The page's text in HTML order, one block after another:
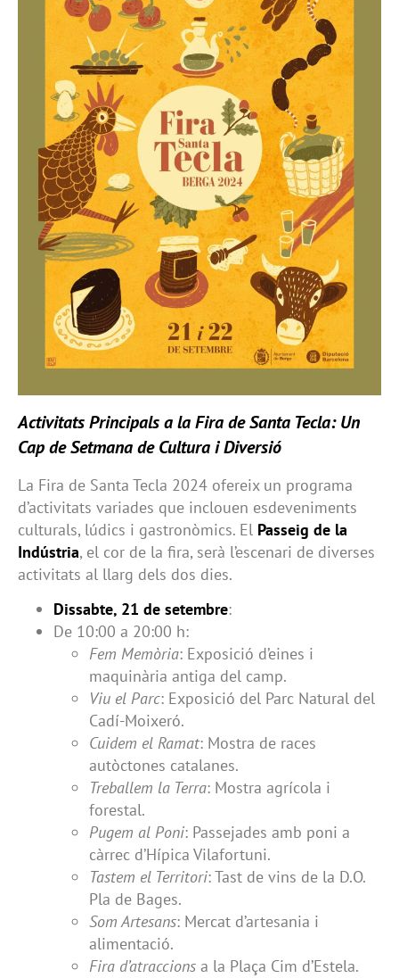
Activitats Principals a la Fira de Santa Tecla: Un
Cap de Setmana de Cultura i Diversió
La Fira de Santa Tecla 2024 ofereix un programa
d’activitats variades que inclouen esdeveniments
culturals, lúdics i gastronòmics. El Passeig de la
Indústria, el cor de la fira, serà l’escenari de diverses
activitats al llarg dels dos dies.
Dissabte, 21 de setembre:
De 10:00 a 20:00 h:
Fem Memòria: Exposició d’eines i
maquinària antiga del camp.
Viu el Parc: Exposició del Parc Natural del
Cadí-Moixeró.
Cuidem el Ramat: Mostra de races
autòctones catalanes.
Treballem la Terra: Mostra agrícola i
forestal.
Pugem al Poni: Passejades amb poni a
càrrec d’Hípica Vilafortuni.
Tastem el Territori: Tast de vins de la D.O.
Pla de Bages.
Som Artesans: Mercat d’artesania i
alimentació.
Fira d’atraccions a la Plaça Cim d’Estela.